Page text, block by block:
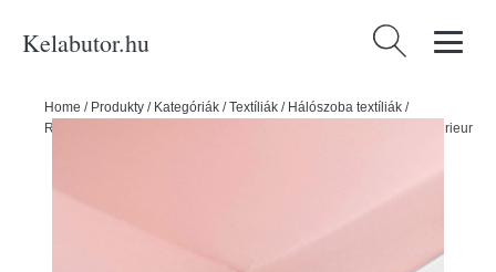
Kelabutor.hu Keresés:
Home / Produkty / Kategóriák /Textíliák / Hálószoba textíliák /
Rózsaszín gumis jersey lepedő 160x200 cm Jersy – douceur d'intérieur